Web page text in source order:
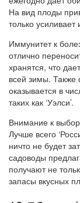
На вид плоды
только
Иммунитет к
отлично
хранятся, что
всей зимы. Также
оказывается в
таких как ‘Уэлси’.
Внимание к
Лучше всего
ничто не будет
садоводы
получают не
запасы вкусных